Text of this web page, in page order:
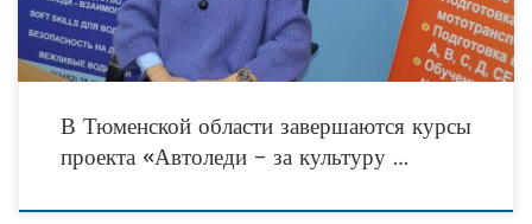
В Тюменской области завершаются курсы
проекта «Автоледи – за культуру …